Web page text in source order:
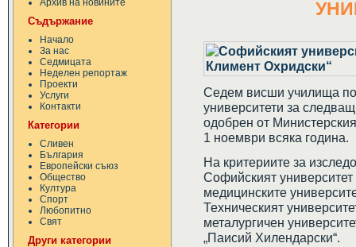
Архив на новините
Съдържание
Начало
За нас
Седмицата
Неделен репортаж
Проекти
Услуги
Контакти
Категории
Сливен
България
Европейски съюз
Общество
Култура
Спорт
Любопитно
Свят
Други категории
Седем висши училища
университети за
одобрен от
1 ноември всяка година.
На критериите за
Софийският
медицинските
Техническият
металургичен
„Паисий Хилендарски“.